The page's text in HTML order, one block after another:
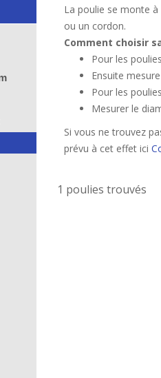
La poulie se monte
ou un cordon.
Comment choisir
Pour les
Ensuite
Pour les
Mesurer le
Si vous ne trouvez
prévu à cet effet ici
1 poulies trouvés